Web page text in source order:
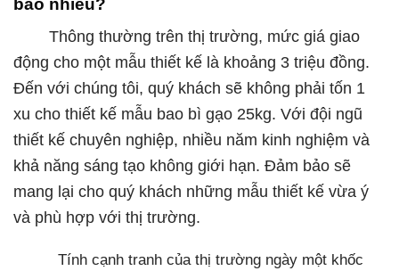
Thông thường trên thị trường, mức giá giao
động cho một mẫu thiết kế là khoảng 3 triệu đồng.
Đến với chúng tôi, quý khách sẽ không phải tốn 1
xu cho thiết kế mẫu bao bì gạo 25kg. Với đội ngũ
thiết kế chuyên nghiệp, nhiều năm kinh nghiệm và
khả năng sáng tạo không giới hạn. Đảm bảo sẽ
mang lại cho quý khách những mẫu thiết kế vừa ý
và phù hợp với thị trường.
Tính cạnh tranh của thị trường ngày một khốc